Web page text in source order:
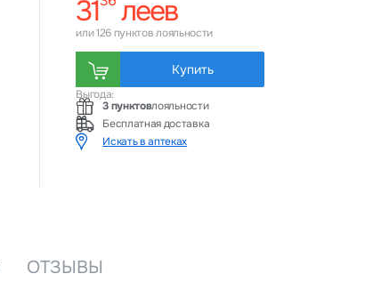
31 леев
или 126 пунктов лояльности
Купить
Выгода:
3 пунктовлояльности
Бесплатная доставка
Искать в аптеках
ОТЗЫВЫ